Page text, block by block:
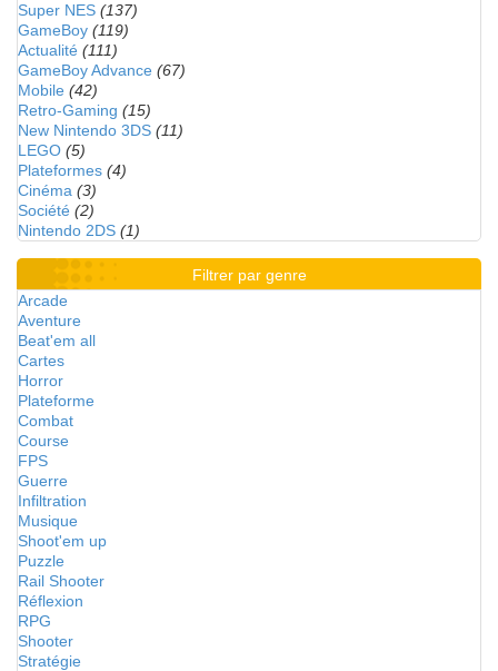
Super NES (137)
GameBoy (119)
Actualité (111)
GameBoy Advance (67)
Mobile (42)
Retro-Gaming (15)
New Nintendo 3DS (11)
LEGO (5)
Plateformes (4)
Cinéma (3)
Société (2)
Nintendo 2DS (1)
Filtrer par genre
Arcade
Aventure
Beat'em all
Cartes
Horror
Plateforme
Combat
Course
FPS
Guerre
Infiltration
Musique
Shoot'em up
Puzzle
Rail Shooter
Réflexion
RPG
Shooter
Stratégie